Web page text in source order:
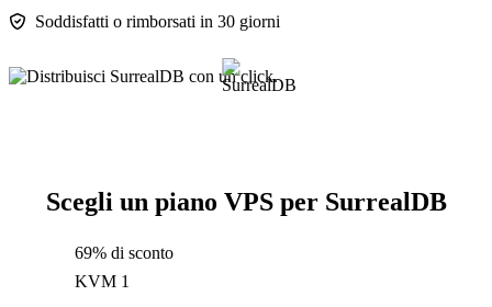
Soddisfatti o rimborsati in 30 giorni
Scegli un piano VPS per SurrealDB
69% di sconto
KVM 1